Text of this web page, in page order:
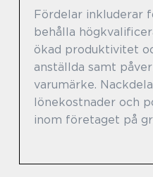
Fördelar inkluderar
behålla
ökad produktivitet
anställda samt
varumärke.
lönekostnader och
inom företaget på